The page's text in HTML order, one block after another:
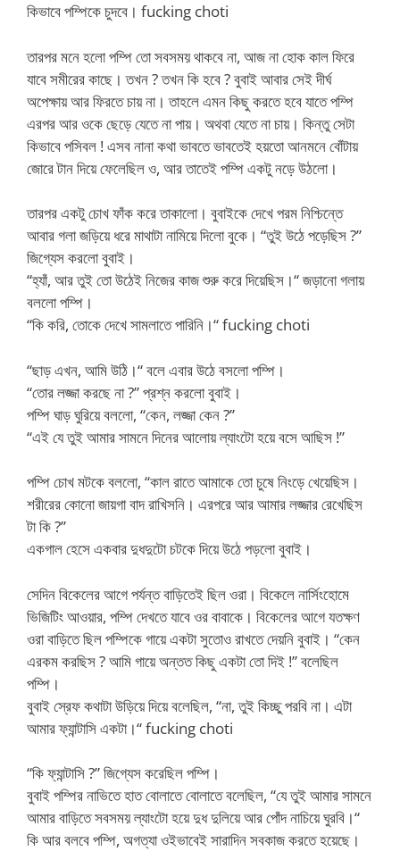
কিভাবে পম্পিকে চুদবে। fucking choti
তারপর মনে হলো পম্পি তো সবসময় থাকবে না, আজ না হোক কাল ফিরে
যাবে সমীরের কাছে। তখন ? তখন কি হবে ? বুবাই আবার সেই দীর্ঘ
অপেক্ষায় আর ফিরতে চায় না। তাহলে এমন কিছু করতে হবে যাতে পম্পি
এরপর আর ওকে ছেড়ে যেতে না পায়। অথবা যেতে না চায়। কিন্তু সেটা
কিভাবে পসিবল ! এসব নানা কথা ভাবতে ভাবতেই হয়তো আনমনে বোঁটায়
জোরে টান দিয়ে ফেলেছিল ও, আর তাতেই পম্পি একটু নড়ে উঠলো।
তারপর একটু চোখ ফাঁক করে তাকালো। বুবাইকে দেখে পরম নিশ্চিন্তে
আবার গলা জড়িয়ে ধরে মাথাটা নামিয়ে দিলো বুকে। “তুই উঠে পড়েছিস ?”
জিগ্যেস করলো বুবাই।
“হ্যাঁ, আর তুই তো উঠেই নিজের কাজ শুরু করে দিয়েছিস।“ জড়ানো গলায়
বললো পম্পি।
“কি করি, তোকে দেখে সামলাতে পারিনি।“ fucking choti
“ছাড় এখন, আমি উঠি।“ বলে এবার উঠে বসলো পম্পি।
“তোর লজ্জা করছে না ?” প্রশ্ন করলো বুবাই।
পম্পি ঘাড় ঘুরিয়ে বললো, “কেন, লজ্জা কেন ?”
“এই যে তুই আমার সামনে দিনের আলোয় ল্যাংটো হয়ে বসে আছিস !”
পম্পি চোখ মটকে বললো, “কাল রাতে আমাকে তো চুষে নিংড়ে খেয়েছিস।
শরীরের কোনো জায়গা বাদ রাখিসনি। এরপরে আর আমার লজ্জার রেখেছিস
টা কি ?”
একগাল হেসে একবার দুধদুটো চটকে দিয়ে উঠে পড়লো বুবাই।
সেদিন বিকেলের আগে পর্যন্ত বাড়িতেই ছিল ওরা। বিকেলে নার্সিংহোমে
ভিজিটিং আওয়ার, পম্পি দেখতে যাবে ওর বাবাকে। বিকেলের আগে যতক্ষণ
ওরা বাড়িতে ছিল পম্পিকে গায়ে একটা সুতোও রাখতে দেয়নি বুবাই। “কেন
এরকম করছিস ? আমি গায়ে অন্তত কিছু একটা তো দিই !” বলেছিল
পম্পি।
বুবাই স্রেফ কথাটা উড়িয়ে দিয়ে বলেছিল, “না, তুই কিচ্ছু পরবি না। এটা
আমার ফ্যান্টাসি একটা।“ fucking choti
“কি ফ্যান্টাসি ?” জিগ্যেস করেছিল পম্পি।
বুবাই পম্পির নাভিতে হাত বোলাতে বোলাতে বলেছিল, “যে তুই আমার সামনে
আমার বাড়িতে সবসময় ল্যাংটো হয়ে দুধ দুলিয়ে আর পোঁদ নাচিয়ে ঘুরবি।“
কি আর বলবে পম্পি, অগত্যা ওইভাবেই সারাদিন সবকাজ করতে হয়েছে।